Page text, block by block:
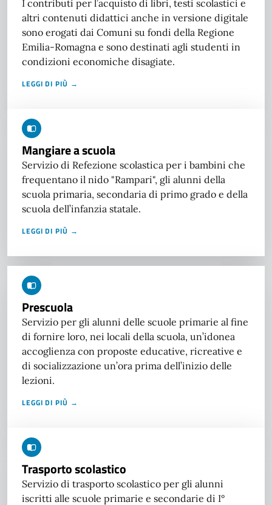
I contributi per l’acquisto di libri, testi scolastici e
altri contenuti didattici anche in versione digitale
sono erogati dai Comuni su fondi della Regione
Emilia-Romagna e sono destinati agli studenti in
condizioni economiche disagiate.
LEGGI DI PIÙ →
Mangiare a scuola
Servizio di Refezione scolastica per i bambini che
frequentano il nido "Rampari", gli alunni della
scuola primaria, secondaria di primo grado e della
scuola dell’infanzia statale.
LEGGI DI PIÙ →
Prescuola
Servizio per gli alunni delle scuole primarie al fine
di fornire loro, nei locali della scuola, un’idonea
accoglienza con proposte educative, ricreative e
di socializzazione un’ora prima dell’inizio delle
lezioni.
LEGGI DI PIÙ →
Trasporto scolastico
Servizio di trasporto scolastico per gli alunni
iscritti alle scuole primarie e secondarie di I°